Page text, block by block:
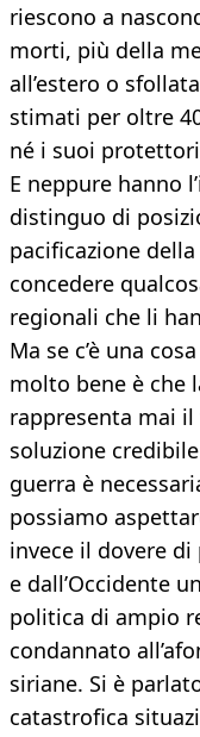
riescono a
morti, più della
all’estero o
stimati per oltre
né i suoi
E neppure hanno
distinguo di
pacificazione
concedere
regionali che li
Ma se c’è una
molto bene è che
rappresenta mai
soluzione
guerra è
possiamo
invece il dovere
e dall’Occidente
politica di ampio
condannato
siriane. Si è
catastrofica